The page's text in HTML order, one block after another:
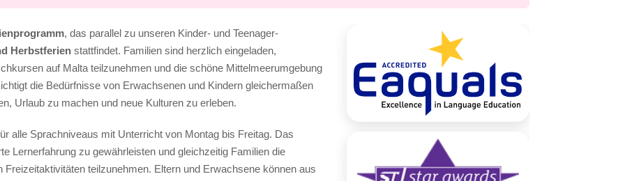
, das parallel zu unseren Kinder- und Teenager-
Herbstferien stattfindet. Familien sind herzlich eingeladen,
auf Malta teilzunehmen und die schöne Mittelmeerumgebung
die Bedürfnisse von Erwachsenen und Kindern gleichermaßen
Urlaub zu machen und neue Kulturen zu erleben.
alle Sprachniveaus mit Unterricht von Montag bis Freitag. Das
Lernerfahrung zu gewährleisten und gleichzeitig Familien die
teilzunehmen. Eltern und Erwachsene können aus